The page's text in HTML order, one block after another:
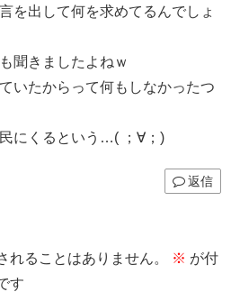
を出して何を求めてるんでしょ
聞きましたよねｗ
いたからって何もしなかったつ
にくるという…( ；∀；)
返信
れることはありません。 ※ が付
す